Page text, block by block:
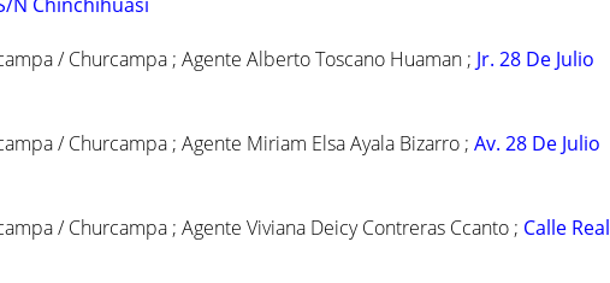
/ Churcampa ; Agente Alberto Toscano Huaman ; Jr. 28 De Julio
/ Churcampa ; Agente Miriam Elsa Ayala Bizarro ; Av. 28 De Julio
/ Churcampa ; Agente Viviana Deicy Contreras Ccanto ; Calle Real